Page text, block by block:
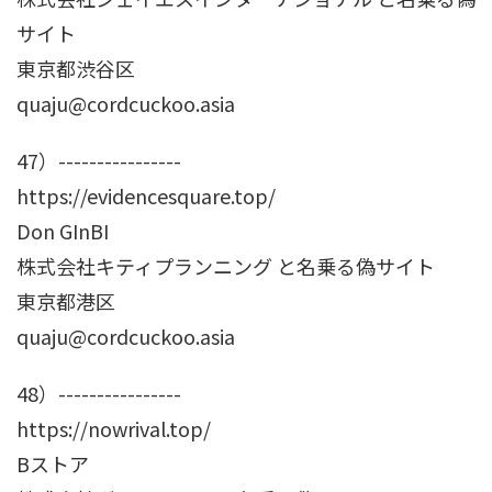
サイト
東京都渋谷区
quaju@cordcuckoo.asia
47）----------------
https://evidencesquare.top/
Don GInBI
株式会社キティプランニング と名乗る偽サイト
東京都港区
quaju@cordcuckoo.asia
48）----------------
https://nowrival.top/
Bストア